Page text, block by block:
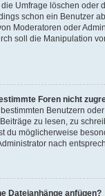
Umfrage löschen oder
schon ein Benutzer
Moderatoren oder
soll die Manipulation
Foren nicht
Benutzern
zu lesen, zu
du möglicherweise
nach
Dateianhänge anfügen?